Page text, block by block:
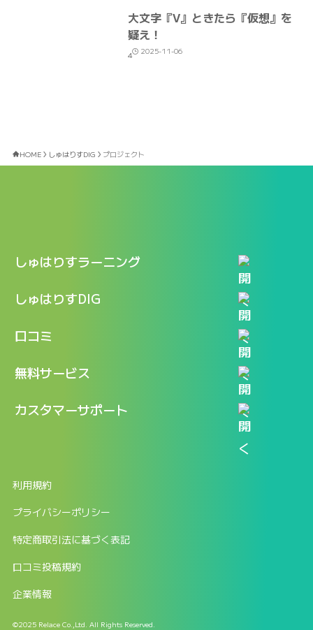
大文字『V』ときたら『仮想』を
疑え！
4 2025-11-06
HOME しゅはりすDIG プロジェクト
しゅはりすラーニング
特長
料金
新着情報
ログイン
しゅはりすDIG
記事一覧
口コミ
口コミ一覧
無料サービス
LINEで『Iパス ならし学習』
カスタマーサポート
返金申請フォーム
利用規約
プライバシーポリシー
特定商取引法に基づく表記
口コミ投稿規約
企業情報
©2025 Relace Co.,Ltd. All Rights Reserved.